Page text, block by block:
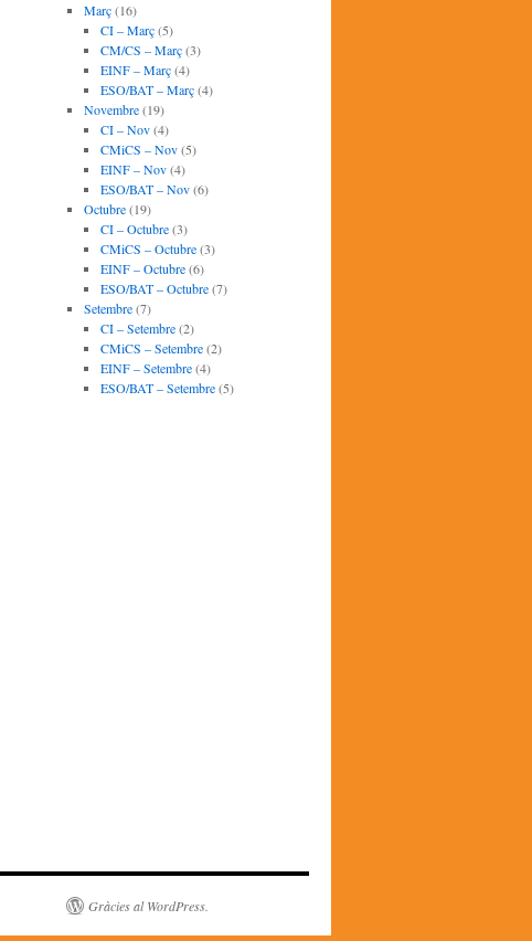
Març(16)
CI – Març(5)
CM/CS – Març(3)
EINF – Març(4)
ESO/BAT – Març(4)
Novembre(19)
CI – Nov(4)
CMiCS – Nov(5)
EINF – Nov(4)
ESO/BAT – Nov(6)
Octubre(19)
CI – Octubre(3)
CMiCS – Octubre(3)
EINF – Octubre(6)
ESO/BAT – Octubre(7)
Setembre(7)
CI – Setembre(2)
CMiCS – Setembre(2)
EINF – Setembre(4)
ESO/BAT – Setembre(5)
Gràcies al WordPress.